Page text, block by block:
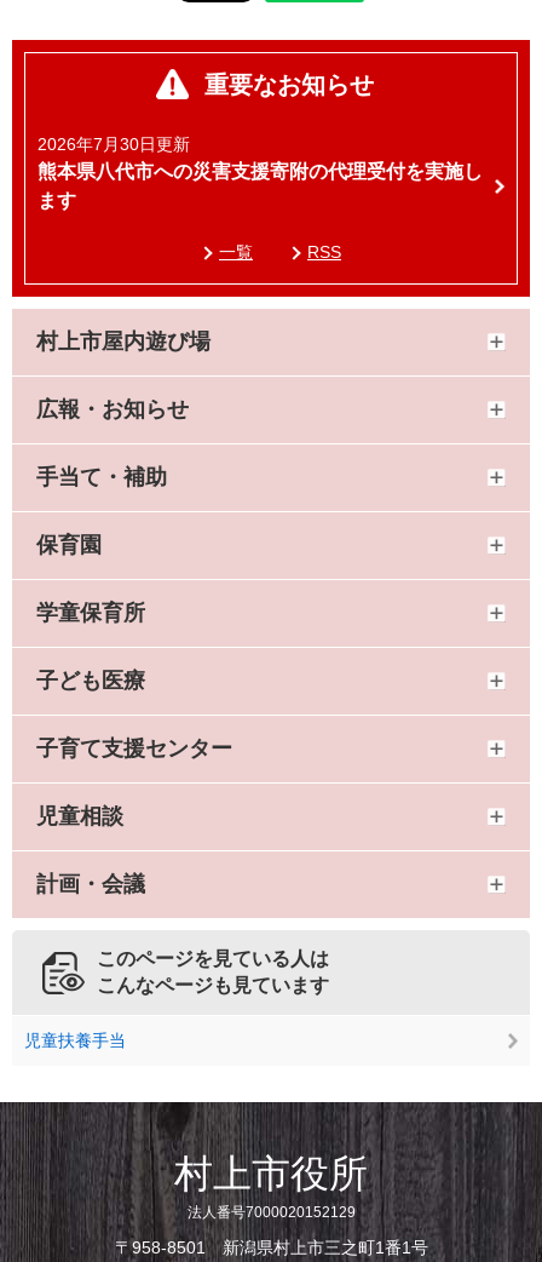
重要なお知らせ
2026年7月30日更新
熊本県八代市への災害支援寄附の代理受付を実施し
ます
一覧 RSS
村上市屋内遊び場
広報・お知らせ
手当て・補助
保育園
学童保育所
子ども医療
子育て支援センター
児童相談
計画・会議
このページを見ている人は
こんなページも見ています
児童扶養手当
村上市役所
法人番号7000020152129
〒958-8501 新潟県村上市三之町1番1号